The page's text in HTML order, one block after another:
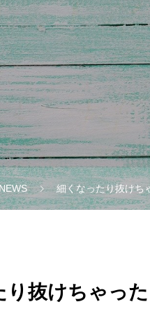
細くなったり抜けち
抜けちゃった